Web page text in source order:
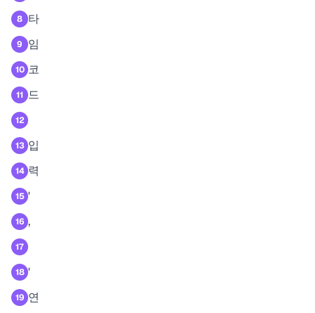
8 타
9 임
10 코
11 드
12
13 입
14 력
15 '
16 ,
17
18 '
19 연